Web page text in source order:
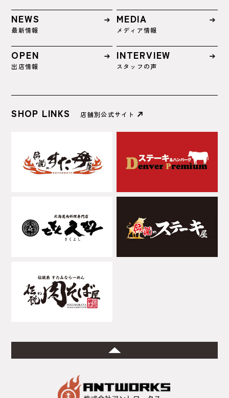
NEWS
最新情報
MEDIA
メディア情報
OPEN
出店情報
INTERVIEW
スタッフの声
SHOP LINKS 店舗別公式サイト